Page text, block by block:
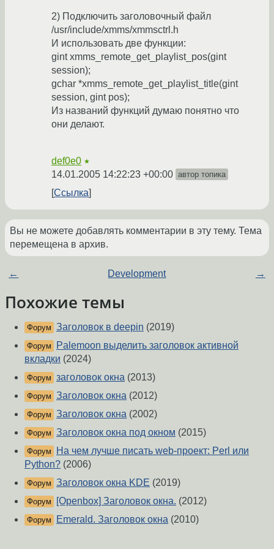
2) Подключить заголовочный файл
/usr/include/xmms/xmmsctrl.h
И использовать две функции:
gint xmms_remote_get_playlist_pos(gint
session);
gchar *xmms_remote_get_playlist_title(gint
session, gint pos);
Из названий функций думаю понятно что
они делают.
def0e0 ★
14.01.2005 14:22:23 +00:00 автор топика
Ссылка
Вы не можете добавлять комментарии в эту тему. Тема
перемещена в архив.
← Development →
Похожие темы
Форум Заголовок в deepin (2019)
Форум
Palemoon выделить заголовок активной
вкладки (2024)
Форум заголовок окна (2013)
Форум Заголовок окна (2012)
Форум Заголовок окна (2002)
Форум Заголовок окна под окном (2015)
Форум
На чем лучше писать web-проект: Perl или
Python? (2006)
Форум Заголовок окна KDE (2019)
Форум [Openbox] Заголовок окна. (2012)
Форум Emerald. Заголовок окна (2010)